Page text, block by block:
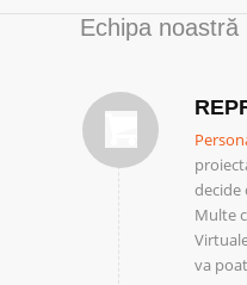
Echipa noastră
decide
Multe
va